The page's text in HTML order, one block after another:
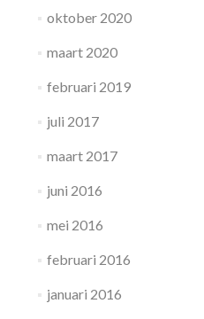
oktober 2020
maart 2020
februari 2019
juli 2017
maart 2017
juni 2016
mei 2016
februari 2016
januari 2016